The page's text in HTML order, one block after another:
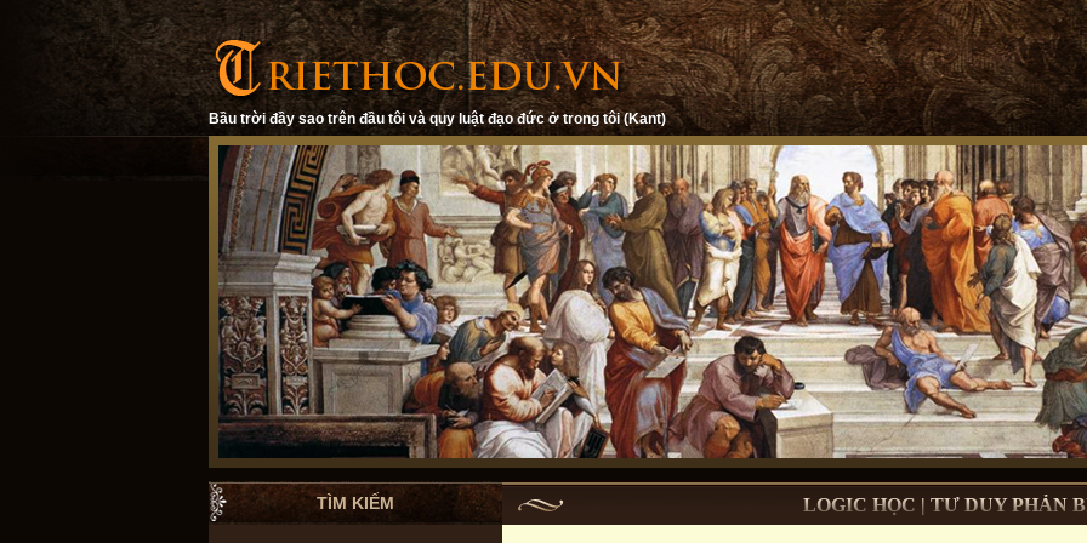
Bầu trời đầy sao trên đầu tôi và quy luật đạo đức ở trong tôi (Kant)
TÌM KIẾM LOGIC HỌC | TƯ DUY PHẢN